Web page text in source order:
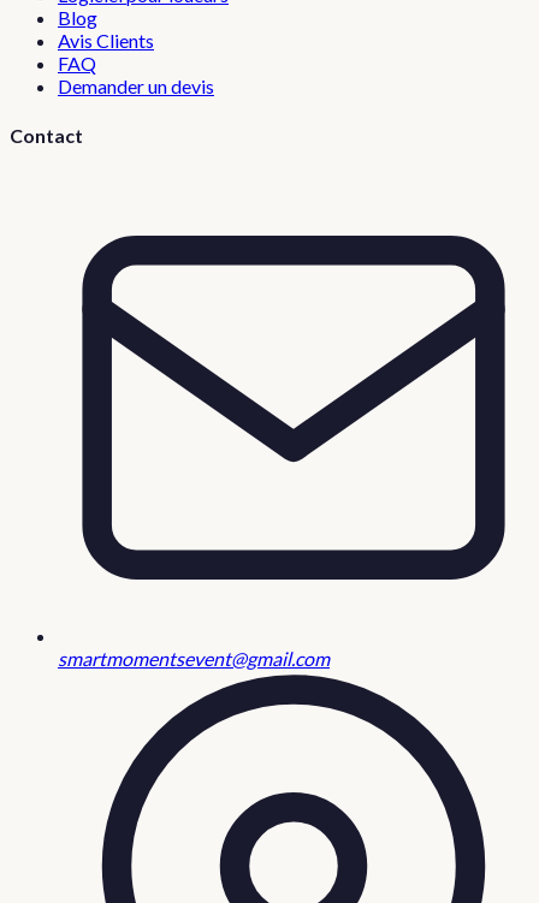
Blog
Avis Clients
FAQ
Demander un devis
Contact
smartmomentsevent@gmail.com